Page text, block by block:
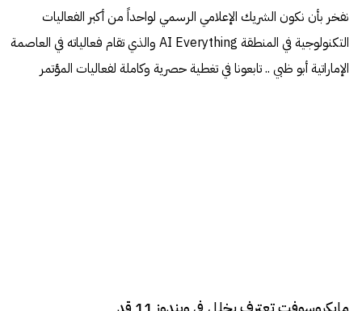
نفخر بأن نكون الشريك الإعلامي الرسمي لواحداً من أكبر الفعاليات
التكنولوجية في المنطقة AI Everything والذي تقام فعالياته في العاصمة
الإماراتية أبو ظبي .. تابعونا في تغطية حصرية وكاملة لفعاليات المؤتمر